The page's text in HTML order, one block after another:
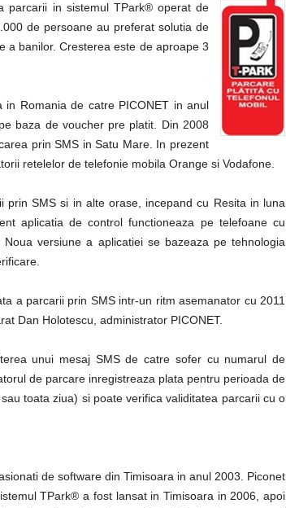
parcarii in sistemul TPark® operat de
de persoane au preferat solutia de
a banilor. Cresterea este de aproape 3
Romania de catre PICONET in anul
baza de voucher pre platit. Din 2008
prin SMS in Satu Mare. In prezent
retelelor de telefonie mobila Orange si Vodafone.
SMS si in alte orase, incepand cu Resita in luna
aplicatia de control functioneaza pe telefoane cu
versiune a aplicatiei se bazeaza pe tehnologia
a parcarii prin SMS intr-un ritm asemanator cu 2011
Dan Holotescu, administrator PICONET.
unui mesaj SMS de catre sofer cu numarul de
de parcare inregistreaza plata pentru perioada de
toata ziua) si poate verifica validitatea parcarii cu o
de software din Timisoara in anul 2003. Piconet
TPark® a fost lansat in Timisoara in 2006, apoi